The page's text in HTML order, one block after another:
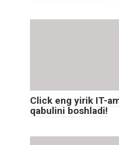
Click eng yirik IT-
qabulini boshladi!